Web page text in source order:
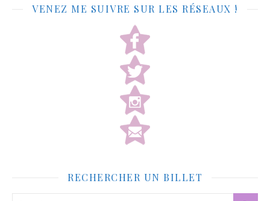
VENEZ ME SUIVRE SUR LES RÉSEAUX !
RECHERCHER UN BILLET